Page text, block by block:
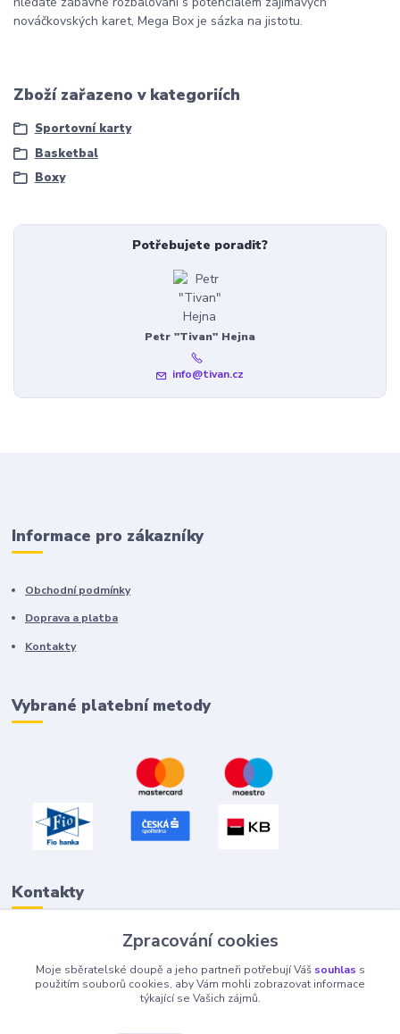
nováčkovských karet, Mega Box je sázka na jistotu.
Zboží zařazeno v kategoriích
Sportovní karty
Basketbal
Boxy
Potřebujete poradit?
Petr "Tivan" Hejna
info@tivan.cz
Informace pro zákazníky
Obchodní podmínky
Doprava a platba
Kontakty
Vybrané platební metody
Kontakty
info@tivan.cz
Zpracování cookies
Moje sběratelské doupě a jeho partneři potřebují Váš souhlas s
použitím souborů cookies, aby Vám mohli zobrazovat informace
týkající se Vašich zájmů.